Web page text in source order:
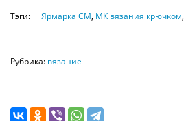
Тэги: Ярмарка СМ, МК вязания крючком,
Рубрика: вязание